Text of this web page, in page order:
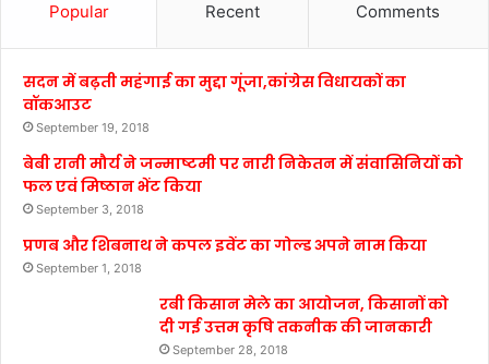
Popular Recent Comments
सदन में बढ़ती महंगाई का मुद्दा गूंजा,कांग्रेस विधायकों का
वॉकआउट
September 19, 2018
बेबी रानी मौर्य ने जन्माष्टमी पर नारी निकेतन में संवासिनियों को
फल एवं मिष्ठान भेंट किया
September 3, 2018
प्रणब और शिबनाथ ने कपल इवेंट का गोल्ड अपने नाम किया
September 1, 2018
रबी किसान मेले का आयोजन, किसानों को
दी गई उत्तम कृषि तकनीक की जानकारी
September 28, 2018